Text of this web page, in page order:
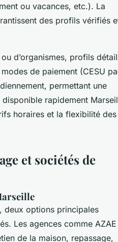
ou vacances, etc.). La
des profils vérifiés
d’organismes, profils
de paiement (CESU
permettant une
rapidement
horaires et la flexibilité des
et sociétés de
, deux options principales
Les agences comme AZAE
de la maison, repassage,